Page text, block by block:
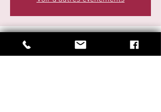
Time & Location